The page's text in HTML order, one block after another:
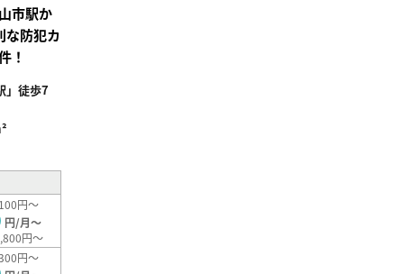
市駅か
な防犯カ
！
」徒歩7
円～
円/月～
円～
円～